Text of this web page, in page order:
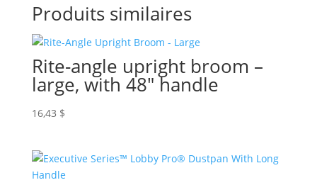
Produits similaires
Rite-angle upright broom –
large, with 48″ handle
16,43 $